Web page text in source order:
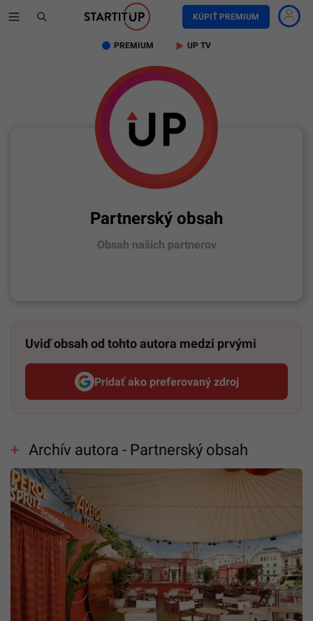
KÚPIŤ PREMIUM
PREMIUM UP TV
Partnerský obsah
Obsah našich partnerov
Uviď obsah od tohto autora medzi prvými
Pridať ako preferovaný zdroj
Startitup, odkaz sa otvorí v
Archív autora - Partnerský obsah